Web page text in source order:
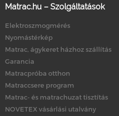
Matrac.hu – Szolgáltatások
Elektroszmogmérés
Nyomástérkép
Matrac, ágykeret házhoz szállítás
Garancia
Matracpróba otthon
Matraccsere program
Matrac- és matrachuzat tisztítás
NOVETEX vásárlási utalvány